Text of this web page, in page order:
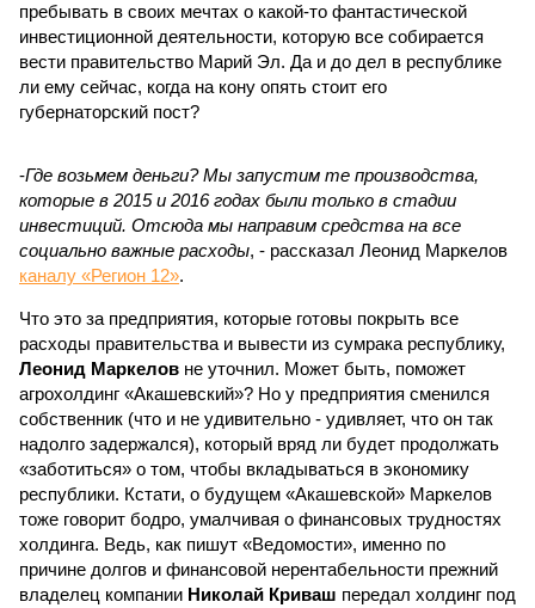
пребывать в своих мечтах о какой-то фантастической
инвестиционной деятельности, которую все собирается
вести правительство Марий Эл. Да и до дел в республике
ли ему сейчас, когда на кону опять стоит его
губернаторский пост?
-Где возьмем деньги? Мы запустим те производства,
которые в 2015 и 2016 годах были только в стадии
инвестиций. Отсюда мы направим средства на все
социально важные расходы, - рассказал Леонид Маркелов
каналу «Регион 12».
Что это за предприятия, которые готовы покрыть все
расходы правительства и вывести из сумрака республику,
Леонид Маркелов не уточнил. Может быть, поможет
агрохолдинг «Акашевский»? Но у предприятия сменился
собственник (что и не удивительно - удивляет, что он так
надолго задержался), который вряд ли будет продолжать
«заботиться» о том, чтобы вкладываться в экономику
республики. Кстати, о будущем «Акашевской» Маркелов
тоже говорит бодро, умалчивая о финансовых трудностях
холдинга. Ведь, как пишут «Ведомости», именно по
причине долгов и финансовой нерентабельности прежний
владелец компании Николай Криваш передал холдинг под